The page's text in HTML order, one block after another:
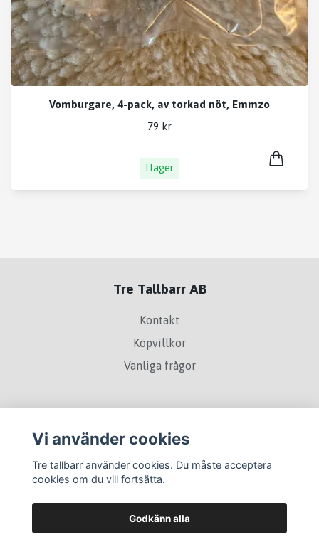
Vomburgare, 4-pack, av torkad nöt, Emmzo
79 kr
I lager
Tre Tallbarr AB
Kontakt
Köpvillkor
Vanliga frågor
Vi använder cookies
Tre tallbarr använder cookies. Du måste acceptera
cookies om du vill fortsätta.
Godkänn alla